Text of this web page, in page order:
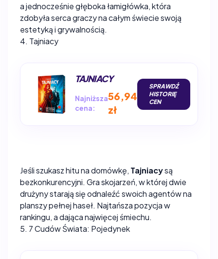
a jednocześnie głęboka łamigłówka, która
zdobyła serca graczy na całym świecie swoją
estetyką i grywalnością.
4. Tajniacy
TAJNIACY
Najniższa
cena:
56,94
zł
SPRAWDŹ
HISTORIĘ
CEN
Jeśli szukasz hitu na domówkę, Tajniacysą
bezkonkurencyjni. Gra skojarzeń, w której dwie
drużyny starają się odnaleźć swoich agentów na
planszy pełnej haseł. Najtańsza pozycja w
rankingu, a dająca najwięcej śmiechu.
5. 7 Cudów Świata: Pojedynek